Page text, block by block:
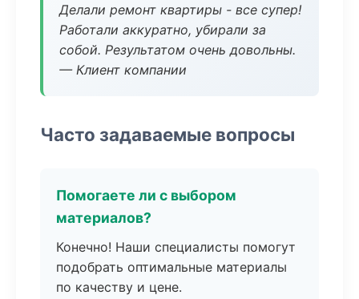
Делали ремонт квартиры - все супер!
Работали аккуратно, убирали за
собой. Результатом очень довольны.
— Клиент компании
Часто задаваемые вопросы
Помогаете ли с выбором
материалов?
Конечно! Наши специалисты помогут
подобрать оптимальные материалы
по качеству и цене.